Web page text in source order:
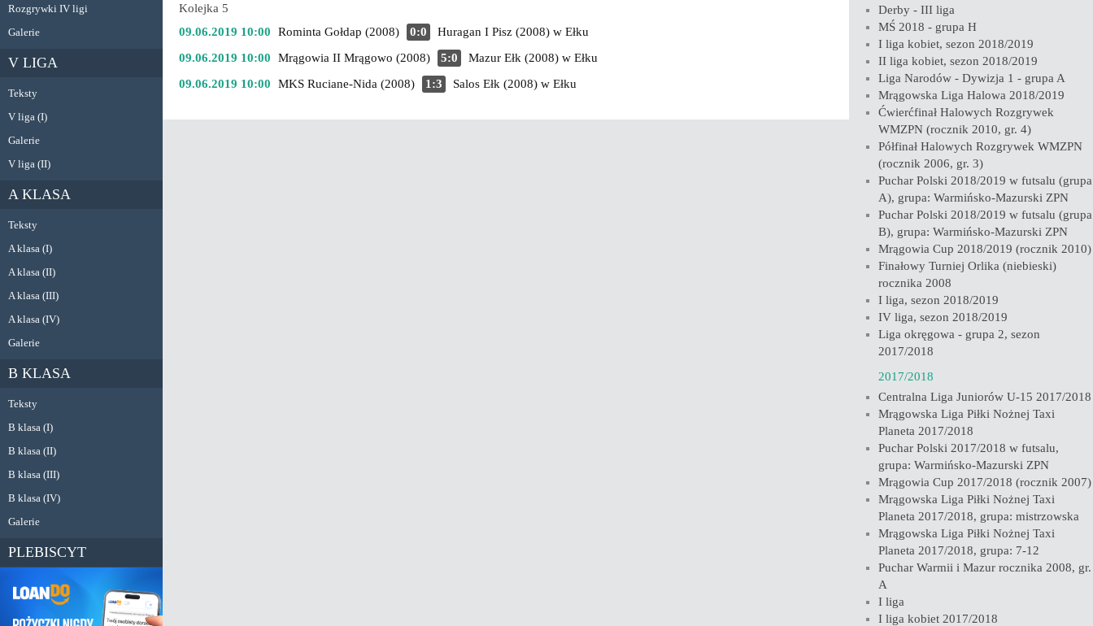
Rozgrywki IV ligi
Galerie
V LIGA
Teksty
V liga (I)
Galerie
V liga (II)
A KLASA
Teksty
A klasa (I)
A klasa (II)
A klasa (III)
A klasa (IV)
Galerie
B KLASA
Teksty
B klasa (I)
B klasa (II)
B klasa (III)
B klasa (IV)
Galerie
PLEBISCYT
Kolejka 5
09.06.2019 10:00
Rominta Gołdap (2008) 0:0 Huragan I Pisz (2008) w Ełku
09.06.2019 10:00
Mrągowia II Mrągowo (2008) 5:0 Mazur Ełk (2008) w Ełku
09.06.2019 10:00
MKS Ruciane-Nida (2008) 1:3 Salos Ełk (2008) w Ełku
Derby - III liga
MŚ 2018 - grupa H
I liga kobiet, sezon 2018/2019
II liga kobiet, sezon 2018/2019
Liga Narodów - Dywizja 1 - grupa A
Mrągowska Liga Halowa 2018/2019
Ćwierćfinał Halowych Rozgrywek
WMZPN (rocznik 2010, gr. 4)
Półfinał Halowych Rozgrywek WMZPN
(rocznik 2006, gr. 3)
Puchar Polski 2018/2019 w futsalu (grupa
A), grupa: Warmińsko-Mazurski ZPN
Puchar Polski 2018/2019 w futsalu (grupa
B), grupa: Warmińsko-Mazurski ZPN
Mrągowia Cup 2018/2019 (rocznik 2010)
Finałowy Turniej Orlika (niebieski)
rocznika 2008
I liga, sezon 2018/2019
IV liga, sezon 2018/2019
Liga okręgowa - grupa 2, sezon
2017/2018
2017/2018
Centralna Liga Juniorów U-15 2017/2018
Mrągowska Liga Piłki Nożnej Taxi
Planeta 2017/2018
Puchar Polski 2017/2018 w futsalu,
grupa: Warmińsko-Mazurski ZPN
Mrągowia Cup 2017/2018 (rocznik 2007)
Mrągowska Liga Piłki Nożnej Taxi
Planeta 2017/2018, grupa: mistrzowska
Mrągowska Liga Piłki Nożnej Taxi
Planeta 2017/2018, grupa: 7-12
Puchar Warmii i Mazur rocznika 2008, gr.
A
I liga
I liga kobiet 2017/2018